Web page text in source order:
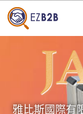
雅比斯國際有